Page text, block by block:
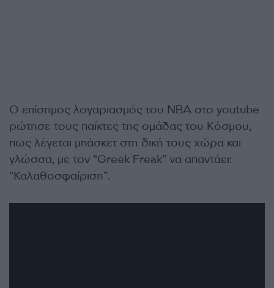
Ο επίσημος λογαριασμός του NBA στο youtube
ρώτησε τους παίκτες της ομάδας του Κόσμου,
πως λέγεται μπάσκετ στη δική τους χώρα και
γλώσσα, με τον “Greek Freak” να απαντάει:
“Καλαθοσφαίριση”.